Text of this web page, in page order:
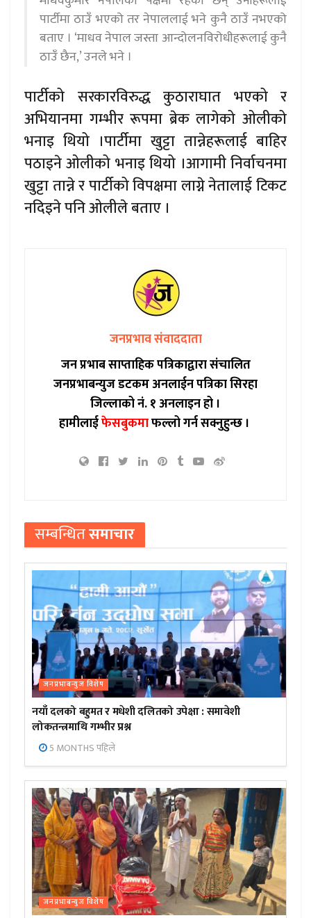
पार्टीमा ठाउँ भएको तर नेपाललाई भने कुनै ठाउँ नभएको
बताए । ‘माधव नेपाल जस्ता आन्दोलनविरोधीहरूलाई कुनै
ठाउँ छैन,’ उनले भने ।
पार्टीको सरकारविरुद्ध कुठाराघात भएको र
अभियानमा गम्भीर रूपमा ब्रेक लागेको ओलीको
भनाइ थियो ।पार्टीमा खुट्टा तान्नेहरूलाई बाहिर
पठाइने ओलीको भनाइ थियो ।आगामी निर्वाचनमा
खुट्टा तान्ने र पार्टीको विपक्षमा लाग्ने नेतालाई टिकट
नदिइने पनि ओलीले बताए ।
जनप्रभाव संवाददाता
जन प्रभाब साप्ताहिक पत्रिकाद्वारा संचालित
जनप्रभाबन्युज डटकम अनलाईन पत्रिका सिरहा
जिल्लाको नं. १ अनलाइन हो ।
हामीलाईफेसबुकमाफल्लो गर्न सक्नुहुन्छ ।
सम्बन्धितसमाचार
जनप्रभाबन्युज विशेष
नयाँ दलको बहुमत र मधेशी दलितको उपेक्षा : समावेशी
लोकतन्त्रमाथि गम्भीर प्रश्न
5 MONTHS पहिले
जनप्रभाबन्युज विशेष